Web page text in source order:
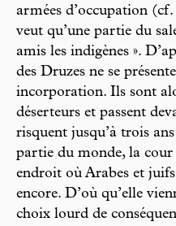
armées d’occupation
veut qu’une partie du
amis les indigènes ».
des Druzes ne se
incorporation. Ils sont
déserteurs et passent
risquent jusqu’à trois
partie du monde, la
endroit où Arabes et
encore. D’où qu’elle
choix lourd de